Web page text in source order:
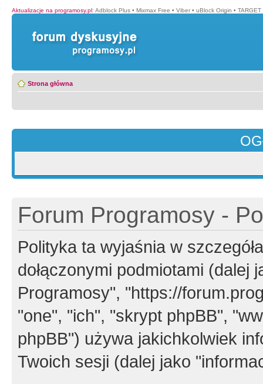
Aktualizacje na programosy.pl: Adblock Plus • Mixmax Free • Viber • uBlock Origin •
Strona główna
Forum Programosy -
Polityka ta wyjaśnia w
dołączonymi podmiotami (dalej
Programosy", "https://
"one", "ich", "skrypt phpBB",
phpBB") używa jakichkolwiek
Twoich sesji (dalej jako